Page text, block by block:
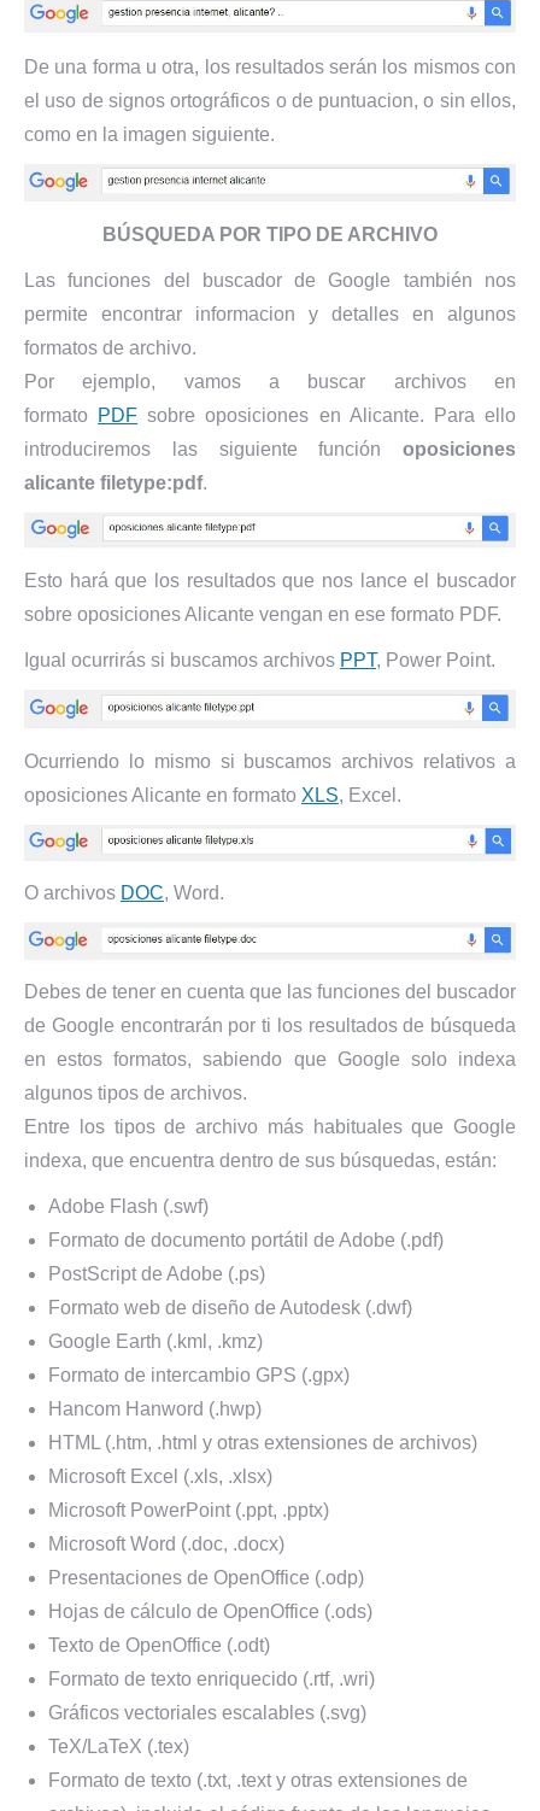
De una forma u otra, los resultados serán los mismos con
el uso de signos ortográficos o de puntuacion, o sin ellos,
como en la imagen siguiente.
BÚSQUEDA POR TIPO DE ARCHIVO
Las funciones del buscador de Google también nos
permite encontrar informacion y detalles en algunos
formatos de archivo.
Por ejemplo, vamos a buscar archivos en
formato PDF sobre oposiciones en Alicante. Para ello
introduciremos las siguiente función oposiciones
alicante filetype:pdf.
Esto hará que los resultados que nos lance el buscador
sobre oposiciones Alicante vengan en ese formato PDF.
Igual ocurrirás si buscamos archivos PPT, Power Point.
Ocurriendo lo mismo si buscamos archivos relativos a
oposiciones Alicante en formato XLS, Excel.
O archivos DOC, Word.
Debes de tener en cuenta que las funciones del buscador
de Google encontrarán por ti los resultados de búsqueda
en estos formatos, sabiendo que Google solo indexa
algunos tipos de archivos.
Entre los tipos de archivo más habituales que Google
indexa, que encuentra dentro de sus búsquedas, están:
Adobe Flash (.swf)
Formato de documento portátil de Adobe (.pdf)
PostScript de Adobe (.ps)
Formato web de diseño de Autodesk (.dwf)
Google Earth (.kml, .kmz)
Formato de intercambio GPS (.gpx)
Hancom Hanword (.hwp)
HTML (.htm, .html y otras extensiones de archivos)
Microsoft Excel (.xls, .xlsx)
Microsoft PowerPoint (.ppt, .pptx)
Microsoft Word (.doc, .docx)
Presentaciones de OpenOffice (.odp)
Hojas de cálculo de OpenOffice (.ods)
Texto de OpenOffice (.odt)
Formato de texto enriquecido (.rtf, .wri)
Gráficos vectoriales escalables (.svg)
TeX/LaTeX (.tex)
Formato de texto (.txt, .text y otras extensiones de